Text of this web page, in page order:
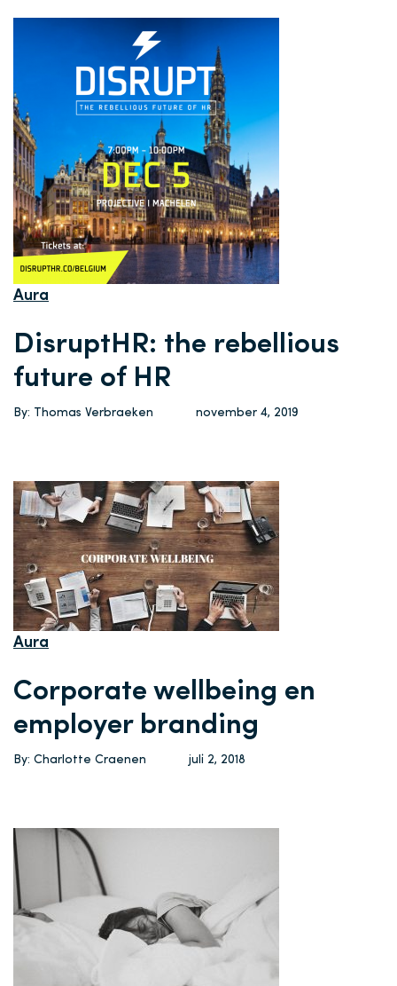
Aura
DisruptHR: the rebellious
future of HR
By: Thomas Verbraeken november 4, 2019
Aura
Corporate wellbeing en
employer branding
By: Charlotte Craenen juli 2, 2018